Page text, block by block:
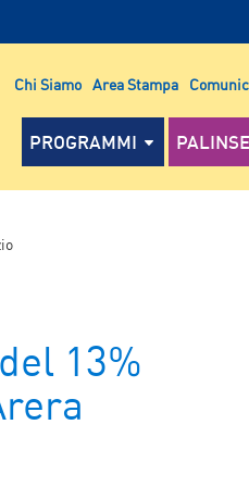
Chi Siamo Area Stampa
PROGRAMMI
13%